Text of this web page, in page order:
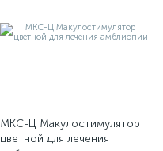
МКС-Ц Макулостимулятор
цветной для лечения